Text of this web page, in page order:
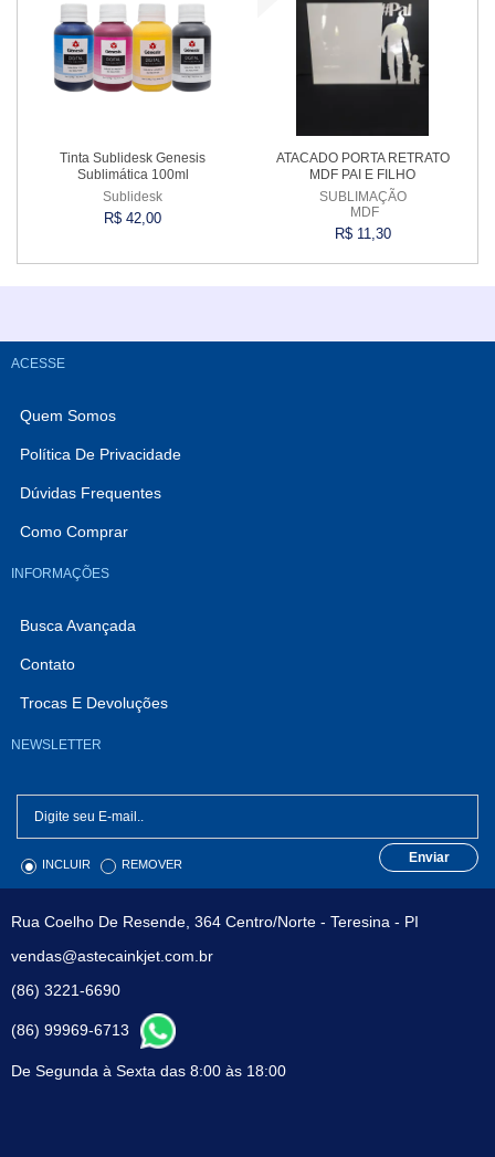
Tinta Sublidesk Genesis
Sublimática 100ml
Sublidesk
R$ 42,00
ATACADO PORTA RETRATO
MDF PAI E FILHO
SUBLIMAÇÃO
MDF
R$ 11,30
ACESSE
Quem Somos
Política De Privacidade
Dúvidas Frequentes
Como Comprar
INFORMAÇÕES
Busca Avançada
Contato
Trocas E Devoluções
NEWSLETTER
INCLUIR REMOVER Enviar
Rua Coelho De Resende, 364 Centro/Norte - Teresina - PI
vendas@astecainkjet.com.br
(86) 3221-6690
(86) 99969-6713
De Segunda à Sexta das 8:00 às 18:00